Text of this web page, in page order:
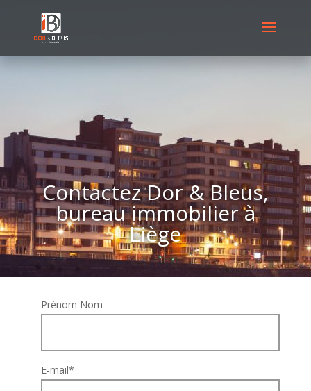
Contactez Dor & Bleus,
bureau immobilier à
Liège
Prénom Nom
E-mail*